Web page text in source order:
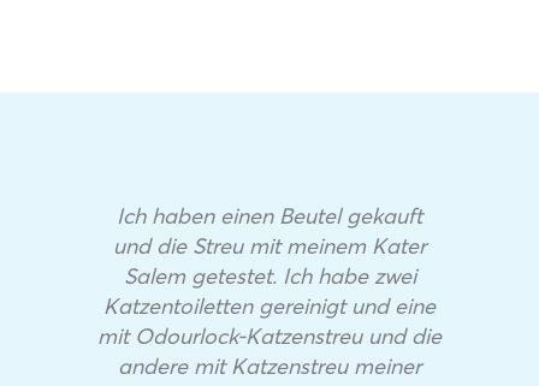
Ich haben einen Beutel gekauft
und die Streu mit meinem Kater
Salem getestet. Ich habe zwei
Katzentoiletten gereinigt und eine
mit Odourlock-Katzenstreu und die
andere mit Katzenstreu meiner